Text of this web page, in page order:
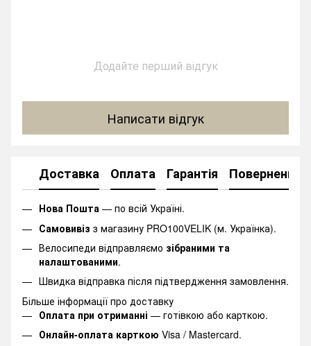
Додайте перший відгук
Написати відгук
Доставка Оплата Гарантія Повернення
Нова Пошта — по всій Україні.
Самовивіз з магазину PRO100VELIK (м. Українка).
Велосипеди відправляємо зібраними та
налаштованими.
Швидка відправка після підтвердження замовлення.
Більше інформації про доставку
Оплата при отриманні — готівкою або карткою.
Онлайн-оплата карткою Visa / Mastercard.